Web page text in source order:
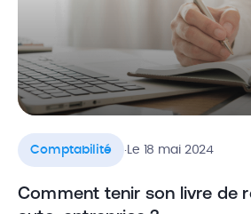
Comptabilité Le 18 mai 2024
Comment tenir son livre de